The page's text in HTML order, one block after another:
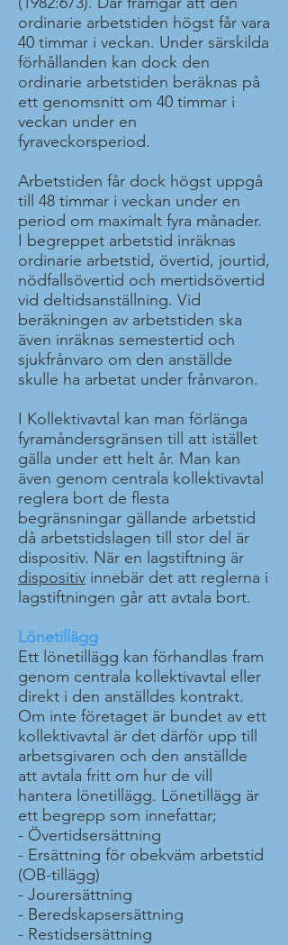
ordinarie arbetstiden högst får vara
40 timmar i veckan. Under särskilda
förhållanden kan dock den
ordinarie arbetstiden beräknas på
ett genomsnitt om 40 timmar i
veckan under en
fyraveckorsperiod.
Arbetstiden får dock högst uppgå
till 48 timmar i veckan under en
period om maximalt fyra månader.
I begreppet arbetstid inräknas
ordinarie arbetstid, övertid, jourtid,
nödfallsövertid och mertidsövertid
vid deltidsanställning. Vid
beräkningen av arbetstiden ska
även inräknas semestertid och
sjukfrånvaro om den anställde
skulle ha arbetat under frånvaron.
I Kollektivavtal kan man förlänga
fyramåndersgränsen till att istället
gälla under ett helt år. Man kan
även genom centrala kollektivavtal
reglera bort de flesta
begränsningar gällande arbetstid
då arbetstidslagen till stor del är
dispositiv. När en lagstiftning är
dispositiv innebär det att reglerna i
lagstiftningen går att avtala bort.
Lönetillägg
Ett lönetillägg kan förhandlas fram
genom centrala kollektivavtal eller
direkt i den anställdes kontrakt.
Om inte företaget är bundet av ett
kollektivavtal är det därför upp till
arbetsgivaren och den anställde
att avtala fritt om hur de vill
hantera lönetillägg. Lönetillägg är
ett begrepp som innefattar;
- Övertidsersättning
- Ersättning för obekväm arbetstid
(OB-tillägg)
- Jourersättning
- Beredskapsersättning
- Restidsersättning